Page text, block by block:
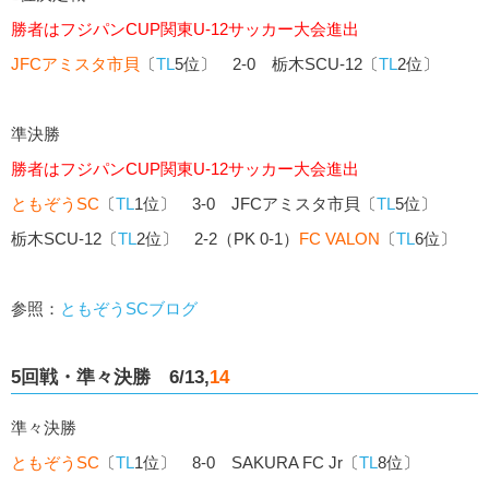
勝者はフジパンCUP関東U-12サッカー大会進出
JFCアミスタ市貝
〔TL5位〕 2-0 栃木SCU-12〔TL2位〕
準決勝
勝者はフジパンCUP関東U-12サッカー大会進出
ともぞうSC 〔TL1位〕 3-0 JFCアミスタ市貝〔TL5位〕
栃木SCU-12〔TL2位〕 2-2（PK 0-1） FC VALON 〔TL6位〕
参照： ともぞうSCブログ
5回戦・準々決勝 6/13,14
準々決勝
ともぞうSC 〔TL1位〕 8-0 SAKURA FC Jr〔TL8位〕